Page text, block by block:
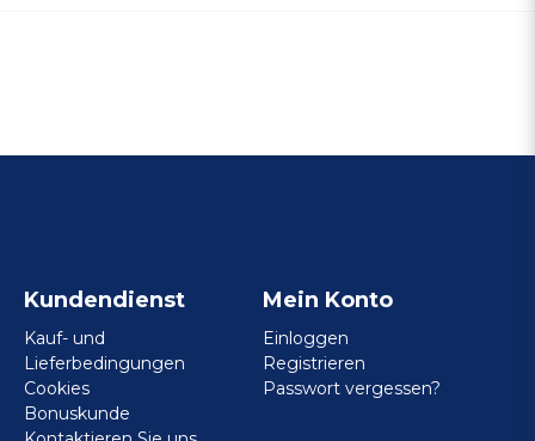
Kundendienst
Kauf- und
Lieferbedingungen
Cookies
Bonuskunde
Mein Konto
Einloggen
Registrieren
Passwort vergessen?